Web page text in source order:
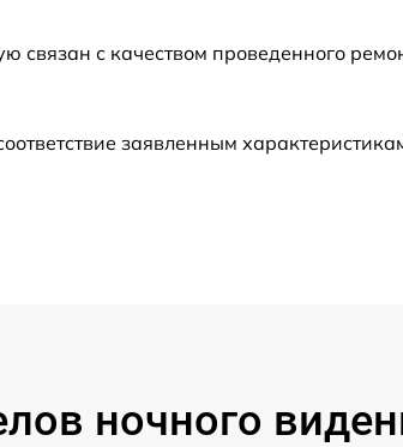
от 60 мин
связан с качеством проведенного
заявленным
ночного